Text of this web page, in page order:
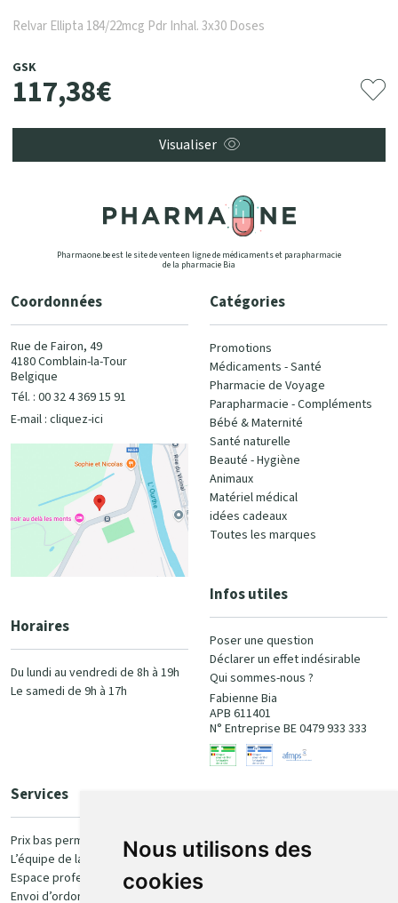
Nous utilisons des
cookies
Relvar Ellipta 184/22mcg Pdr Inhal. 3x30 Doses
GSK
117,38€
Visualiser
Pharmaone.be est le site de vente en ligne de médicaments et parapharmacie
de la pharmacie Bia
Coordonnées
Rue de Fairon, 49
4180 Comblain-la-Tour
Belgique
Tél. : 00 32 4 369 15 91
E-mail : cliquez-ici
Horaires
Du lundi au vendredi de 8h à 19h
Le samedi de 9h à 17h
Catégories
Promotions
Médicaments - Santé
Pharmacie de Voyage
Parapharmacie - Compléments
Bébé & Maternité
Santé naturelle
Beauté - Hygiène
Animaux
Matériel médical
idées cadeaux
Toutes les marques
Infos utiles
Poser une question
Déclarer un effet indésirable
Qui sommes-nous ?
Fabienne Bia
APB 611401
N° Entreprise BE 0479 933 333
Services
Prix bas permanent
L’équipe de la pharmacie
Espace professionnel
Envoi d’ordonnance
100% sécurisé